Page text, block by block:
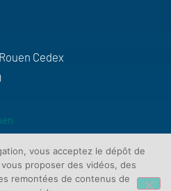
Cedex
vous acceptez le dépôt de
proposer des vidéos, des
remontées de contenus de